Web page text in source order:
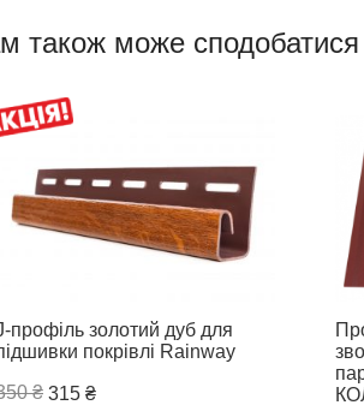
також може сподобатися
профіль золотий дуб для
покрівлі Rainway
₴ 315 ₴